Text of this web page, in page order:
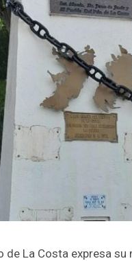
de La Costa expresa